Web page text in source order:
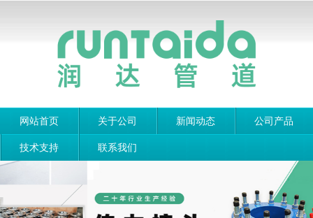
网站首页 关于公司 新闻动态 公司产品
技术支持 联系我们